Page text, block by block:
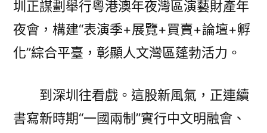
圳正謀劃舉行粵港澳年夜灣區演藝財產年
夜會，構建“表演季+展覽+買賣+論壇+孵
化”綜合平臺，彰顯人文灣區蓬勃活力。
到深圳往看戲。這股新風氣，正連續
書寫新時期“一國兩制”實行中文明融會、